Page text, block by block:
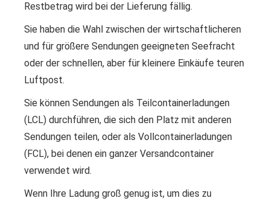
Restbetrag wird bei der Lieferung fällig.
Sie haben die Wahl zwischen der wirtschaftlicheren
und für größere Sendungen geeigneten Seefracht
oder der schnellen, aber für kleinere Einkäufe teuren
Luftpost.
Sie können Sendungen als Teilcontainerladungen
(LCL) durchführen, die sich den Platz mit anderen
Sendungen teilen, oder als Vollcontainerladungen
(FCL), bei denen ein ganzer Versandcontainer
verwendet wird.
Wenn Ihre Ladung groß genug ist, um dies zu